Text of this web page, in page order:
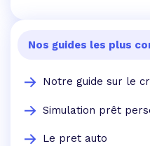
Nos guides les plus
Notre guide sur le
Simulation prêt
Le pret auto